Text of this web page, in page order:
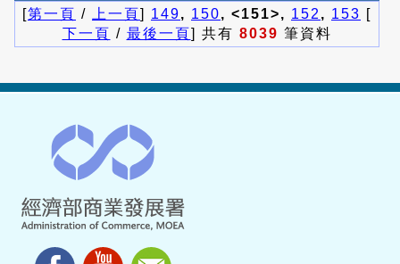
[第一頁 / 上一頁] 149, 150, <151>, 152 , 153 [
下一頁 / 最後一頁] 共有 8039 筆資料